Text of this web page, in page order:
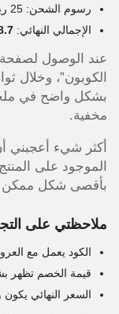
رسوم الشحن: 25 ريال
الإجمالي النهائي:
عند الوصول لصفحة
الكوبون”، وخلال
بشكل واضح في
مخفية.
أكثر شيء أعجبني
الموجود على
بأقصى شكل
ملاحظتي على
الكود يعمل مع
قيمة الخصم تظهر
السعر النهائي